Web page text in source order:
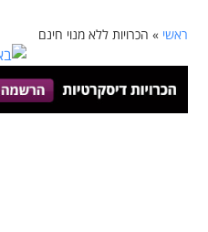
ראשי » הכרויות ללא מנוי חינם